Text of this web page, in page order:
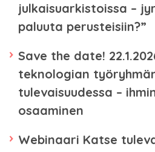
julkaisuarkistoissa –
paluuta perusteisiin?”
Save the date!
teknologian
tulevaisuudessa –
osaaminen
Webinaari Katse